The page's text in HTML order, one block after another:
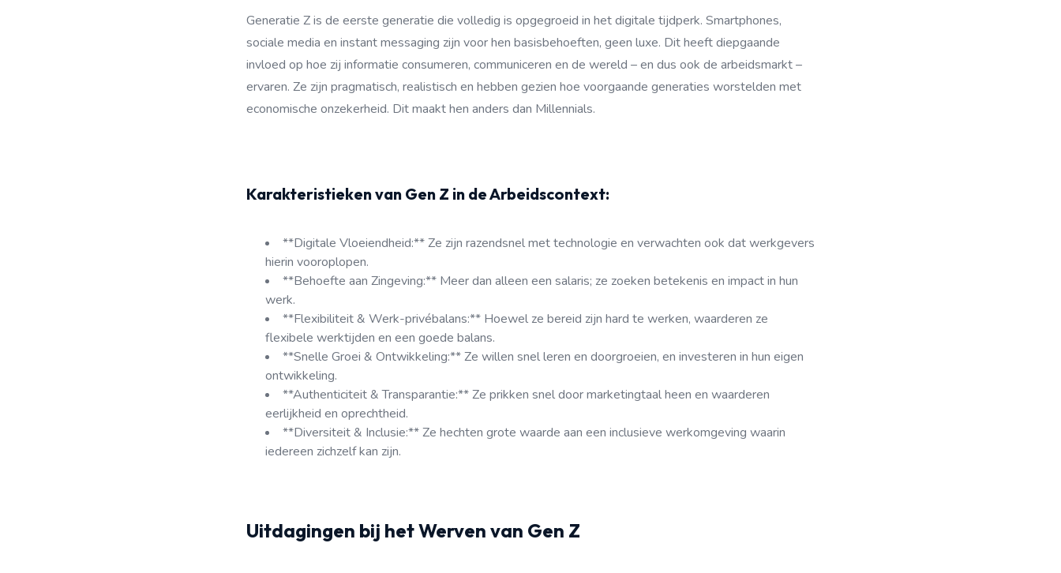
Generatie Z is de eerste generatie die volledig is opgegroeid in het digitale tijdperk. Smartphones,
sociale media en instant messaging zijn voor hen basisbehoeften, geen luxe. Dit heeft diepgaande
invloed op hoe zij informatie consumeren, communiceren en de wereld – en dus ook de arbeidsmarkt –
ervaren. Ze zijn pragmatisch, realistisch en hebben gezien hoe voorgaande generaties worstelden met
economische onzekerheid. Dit maakt hen anders dan Millennials.
Karakteristieken van Gen Z in de Arbeidscontext:
**Digitale Vloeiendheid:** Ze zijn razendsnel met technologie en verwachten ook dat werkgevers
hierin vooroplopen.
**Behoefte aan Zingeving:** Meer dan alleen een salaris; ze zoeken betekenis en impact in hun
werk.
**Flexibiliteit & Werk-privébalans:** Hoewel ze bereid zijn hard te werken, waarderen ze
flexibele werktijden en een goede balans.
**Snelle Groei & Ontwikkeling:** Ze willen snel leren en doorgroeien, en investeren in hun eigen
ontwikkeling.
**Authenticiteit & Transparantie:** Ze prikken snel door marketingtaal heen en waarderen
eerlijkheid en oprechtheid.
**Diversiteit & Inclusie:** Ze hechten grote waarde aan een inclusieve werkomgeving waarin
iedereen zichzelf kan zijn.
Uitdagingen bij het Werven van Gen Z